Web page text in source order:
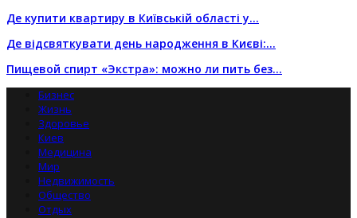
Де купити квартиру в Київській області у…
Де відсвяткувати день народження в Києві:…
Пищевой спирт «Экстра»: можно ли пить без…
Бизнес
Жизнь
Здоровье
Киев
Медицина
Мир
Недвижимость
Общество
Отдых